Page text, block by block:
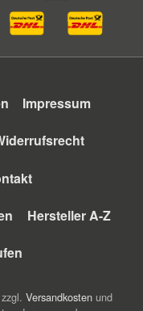
Impressum
Hersteller A-Z
Versandkostenund